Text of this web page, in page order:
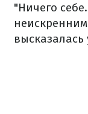
"Ничего
высказалась